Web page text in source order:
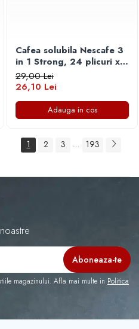
Cafea solubila Nescafe 3
in 1 Strong, 24 plicuri x
15 g
29,00 Lei
26,10 Lei
Adauga in cos
1 2 3 ... 193
magazinului. Afla mai multe in Politica